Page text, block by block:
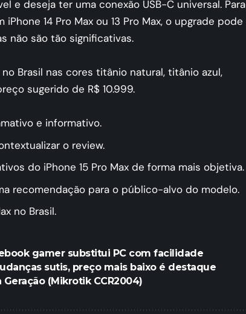
e deseja ter uma conexão USB-C universal. Para
14 Pro Max ou 13 Pro Max, o upgrade pode
não são tão significativas.
Brasil nas cores titânio natural, titânio azul,
sugerido de R$ 10.999.
e informativo.
o review.
do iPhone 15 Pro Max de forma mais objetiva.
recomendação para o público-alvo do modelo.
no Brasil.
gamer substitui PC com facilidade
sutis, preço mais baixo é destaque
(Mikrotik CCR2004)